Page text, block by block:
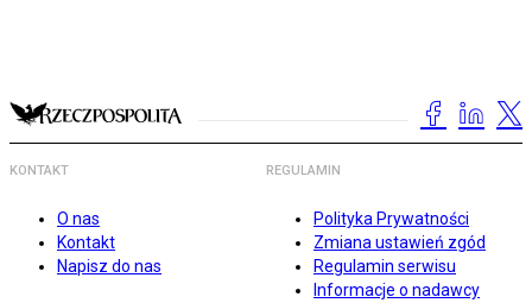
KONTAKT
O nas
Kontakt
Napisz do nas
REGULAMIN
Polityka Prywatności
Zmiana ustawień zgód
Regulamin serwisu
Informacje o nadawcy